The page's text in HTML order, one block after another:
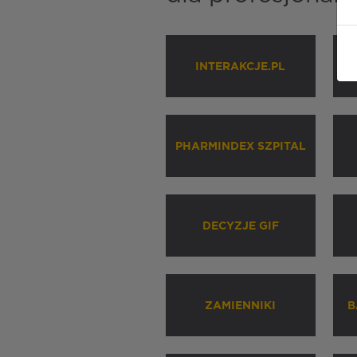
INTERAKCJE.PL
PHARMINDEX SZPITAL
DECYZJE GIF
ZAMIENNIKI